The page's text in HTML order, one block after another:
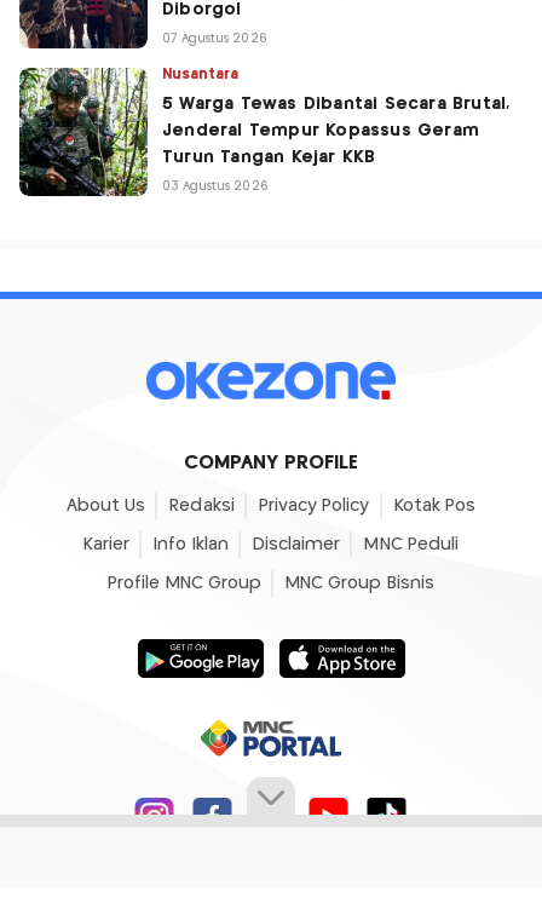
Diborgol
07 Agustus 2026
Nusantara
5 Warga Tewas Dibantai Secara Brutal,
Jenderal Tempur Kopassus Geram
Turun Tangan Kejar KKB
03 Agustus 2026
COMPANY PROFILE
About Us Redaksi Privacy Policy Kotak Pos
Karier Info Iklan Disclaimer MNC Peduli
Profile MNC Group MNC Group Bisnis